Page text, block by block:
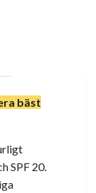
bäst
SPF 20.